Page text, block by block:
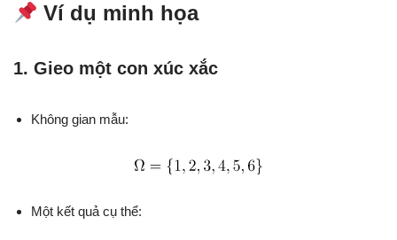
Ví dụ minh họa
1. Gieo một con xúc xắc
Không gian mẫu:
Một kết quả cụ thể: